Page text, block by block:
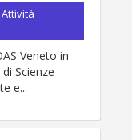
Attività
Veneto in
Scienze
e...